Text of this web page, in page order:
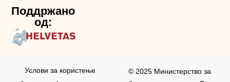
Поддржано
од:
© 2025 Министерство за
Услови за користењe